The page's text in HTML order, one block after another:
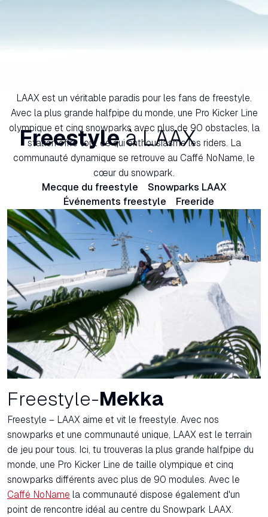
Freestyleà LAAX
LAAX est un véritable paradis pour les fans de freestyle.
Avec la plus grande halfpipe du monde, une Pro Kicker Line
olympique et cinq snowparks avec plus de 90 obstacles, la
station offre tout ce qui enthousiasme les riders. La
communauté dynamique se retrouve au Caffé NoName, le
cœur du snowpark.
Mecque du freestyle
Snowparks LAAX
Événements freestyle
Freeride
Freestyle-Mekka
Freestyle – LAAX aime et vit le freestyle. Avec nos
snowparks et une communauté unique, LAAX est le terrain
de jeu pour tous. Ici, tu trouveras la plus grande halfpipe du
monde, une Pro Kicker Line de taille olympique et cinq
snowparks différents avec plus de 90 modules. Avec le
Caffé NoName la communauté dispose également d'un
point de rencontre idéal au centre du Snowpark LAAX.